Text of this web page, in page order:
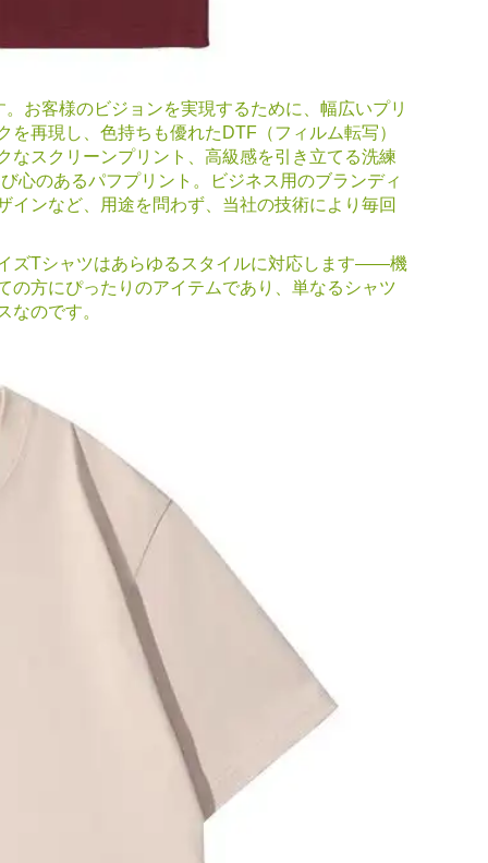
お客様のビジョンを実現するために、幅広いプリ
再現し、色持ちも優れたDTF（フィルム転写）
なスクリーンプリント、高級感を引き立てる洗練
心のあるパフプリント。ビジネス用のブランディ
ンなど、用途を問わず、当社の技術により毎回
ズTシャツはあらゆるスタイルに対応します——機
の方にぴったりのアイテムであり、単なるシャツ
なのです。